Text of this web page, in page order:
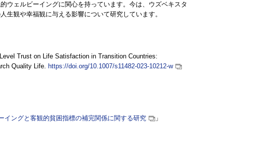
ウェルビーイングに関心を持っています。今は、ウズベキスタ
生観や幸福観に与える影響について研究しています。
Trust on Life Satisfaction in Transition Countries:
Quality Life. https://doi.org/10.1007/s11482-023-10212-w
イングと客観的貧困指標の補完関係に関する研究
」